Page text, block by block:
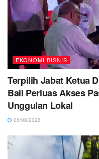
EKONOMI BISNIS
Terpilih Jabat Ketua
Bali Perluas Akses
Unggulan Lokal
06/08/2026